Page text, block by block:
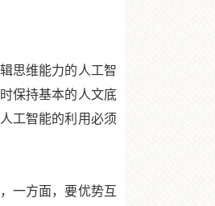
思维能力的人工智
保持基本的人文底
工智能的利用必须
一方面，要优势互